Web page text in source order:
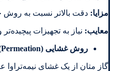
مزایا: دقت بالاتر نسبت به روش
معایب: نیاز به تجهیزات
روش غشایی (Permeation):
گاز متان از یک غشای